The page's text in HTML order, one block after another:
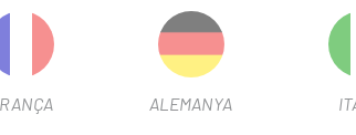
un moviment relatiu de casc sobre el
i sortides d'aire. Allotjament específic per
en alçada i compatible amb la llum DUO
coixinets rentables a mà.
i AS / NZS.
ALEMANYA